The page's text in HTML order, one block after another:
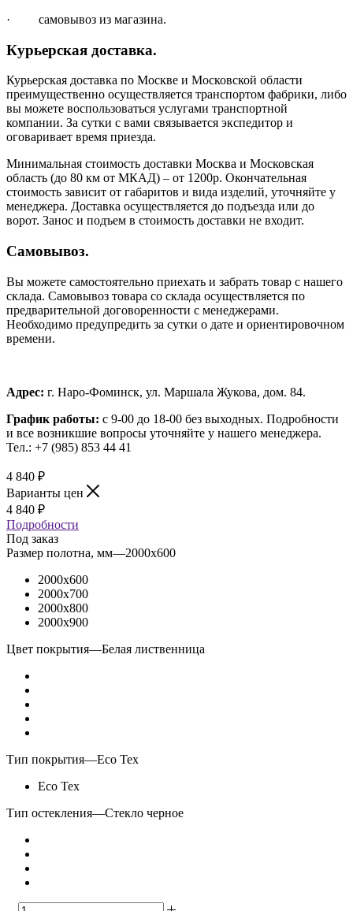
· самовывоз из магазина.
Курьерская доставка.
Курьерская доставка по Москве и Московской области
преимущественно осуществляется транспортом фабрики, либо
вы можете воспользоваться услугами транспортной
компании. За сутки с вами связывается экспедитор и
оговаривает время приезда.
Минимальная стоимость доставки Москва и Московская
область (до 80 км от МКАД) – от 1200р. Окончательная
стоимость зависит от габаритов и вида изделий, уточняйте у
менеджера. Доставка осуществляется до подъезда или до
ворот. Занос и подъем в стоимость доставки не входит.
Самовывоз.
Вы можете самостоятельно приехать и забрать товар с нашего
склада. Самовывоз товара со склада осуществляется по
предварительной договоренности с менеджерами.
Необходимо предупредить за сутки о дате и ориентировочном
времени.
Адрес: г. Наро-Фоминск, ул. Маршала Жукова, дом. 84.
График работы: с 9-00 до 18-00 без выходных. Подробности
и все возникшие вопросы уточняйте у нашего менеджера.
Тел.: +7 (985) 853 44 41
4 840 ₽
Варианты цен
4 840 ₽
Подробности
Под заказ
Размер полотна, мм—2000x600
2000x600
2000x700
2000x800
2000x900
Цвет покрытия—Белая лиственница
Тип покрытия—Eco Tex
Eco Tex
Тип остекления—Стекло черное